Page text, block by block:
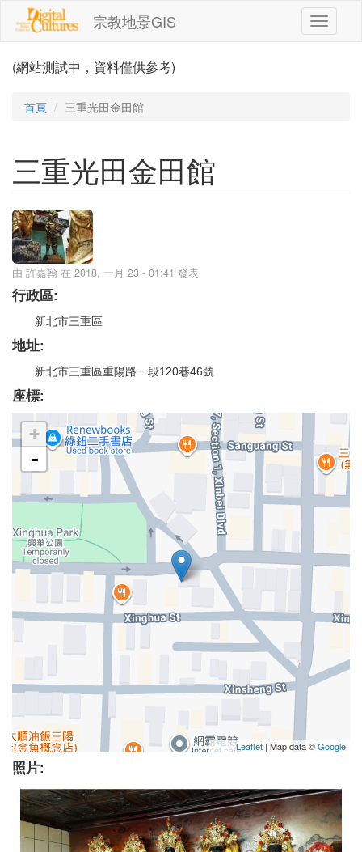
移至主內容
宗教地景GIS
Toggle
(網站測試中，資料僅供參考)
首頁 三重光田金田館
三重光田金田館
由 許嘉翰 在 2018, 一月 23 - 01:41 發表
行政區:
新北市三重區
地址:
新北市三重區重陽路一段120巷46號
座標:
+
-
Leaflet | Map data ©Google
照片: